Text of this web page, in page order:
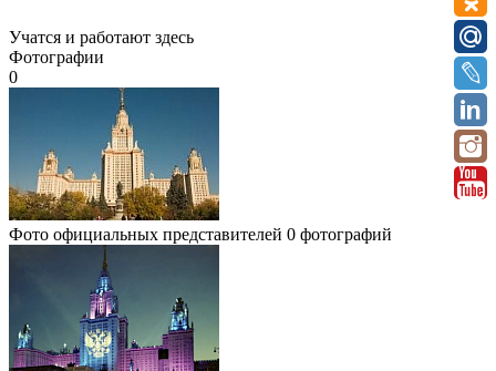
Учатся и работают здесь
Фотографии
0
Фото официальных представителей 0 фотографий